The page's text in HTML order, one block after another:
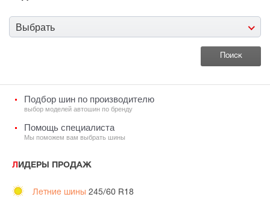
Выбрать
Подбор шин по производителю
выбор моделей автошин по бренду
Помощь специалиста
Мы поможем вам выбрать шины
ЛИДЕРЫ ПРОДАЖ
Летние шины 245/60 R18